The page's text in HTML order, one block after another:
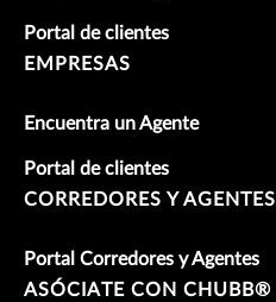
Portal de clientes
EMPRESAS
Encuentra un Agente
Portal de clientes
CORREDORES Y AGENTES
Portal Corredores y Agentes
ASÓCIATE CON CHUBB®